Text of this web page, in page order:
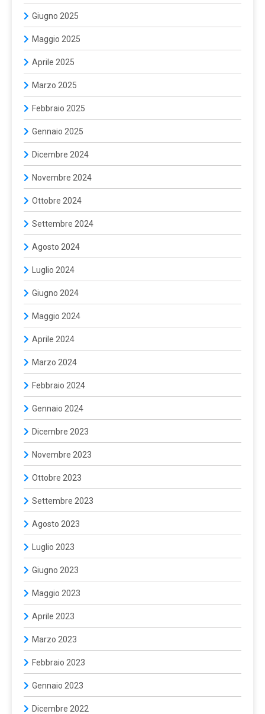
Giugno 2025
Maggio 2025
Aprile 2025
Marzo 2025
Febbraio 2025
Gennaio 2025
Dicembre 2024
Novembre 2024
Ottobre 2024
Settembre 2024
Agosto 2024
Luglio 2024
Giugno 2024
Maggio 2024
Aprile 2024
Marzo 2024
Febbraio 2024
Gennaio 2024
Dicembre 2023
Novembre 2023
Ottobre 2023
Settembre 2023
Agosto 2023
Luglio 2023
Giugno 2023
Maggio 2023
Aprile 2023
Marzo 2023
Febbraio 2023
Gennaio 2023
Dicembre 2022